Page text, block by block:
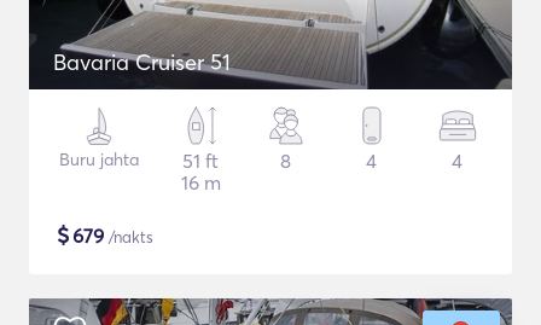
Bavaria Cruiser 51
Buru jahta
51 ft
16 m
8 4 4
$679 /nakts